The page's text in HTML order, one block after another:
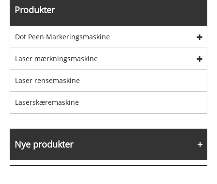
Produkter
Dot Peen Markeringsmaskine
Laser mærkningsmaskine
Laser rensemaskine
Laserskæremaskine
Nye produkter